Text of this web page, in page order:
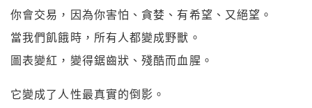
你會交易，因為你害怕、貪婪、有希望、又絕望。
當我們飢餓時，所有人都變成野獸。
圖表變紅，變得鋸齒狀、殘酷而血腥。
它變成了人性最真實的倒影。